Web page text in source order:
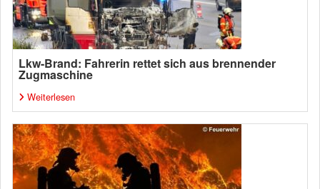
Lkw-Brand: Fahrerin rettet sich aus brennender
Zugmaschine
Weiterlesen